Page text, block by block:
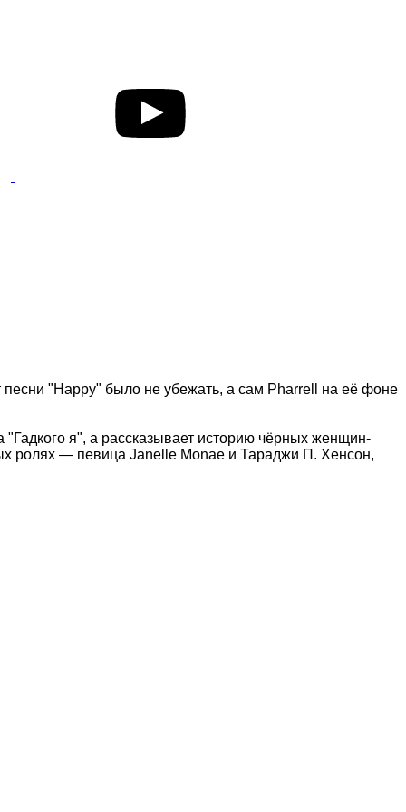
песни "Happy" было не убежать, а сам Pharrell на её фоне
я", а рассказывает историю чёрных женщин-
ролях — певица Janelle Monae и Тараджи П. Хенсон,